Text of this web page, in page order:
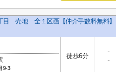
目 売地 全１区画【仲介手数料無料】
9-3
徒歩6分
-
-